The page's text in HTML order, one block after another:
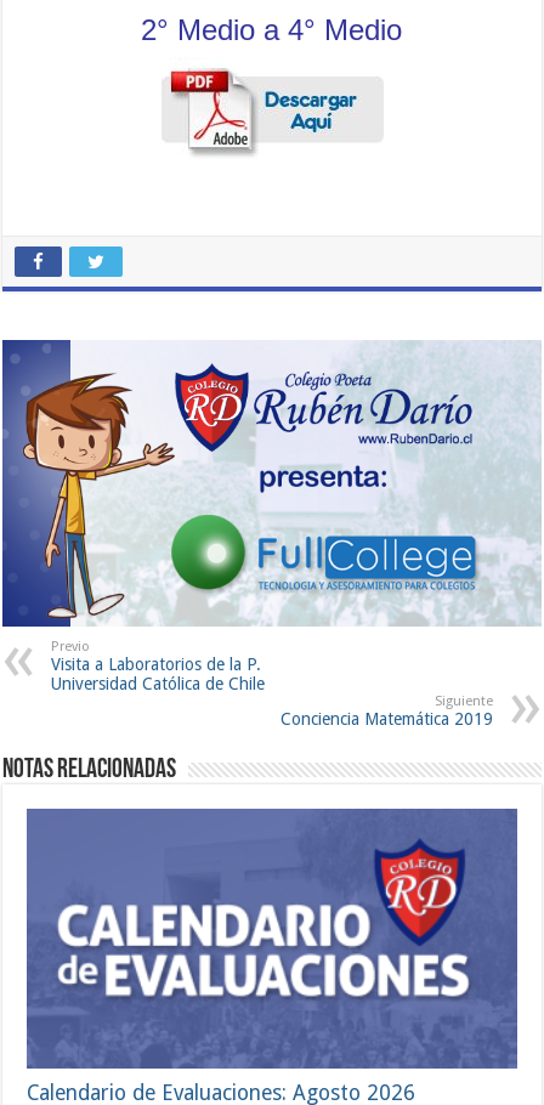
2° Medio a 4° Medio
Previo
Visita a Laboratorios de la P.
Universidad Católica de Chile
Siguiente
Conciencia Matemática 2019
Notas Relacionadas
Calendario de Evaluaciones: Agosto 2026